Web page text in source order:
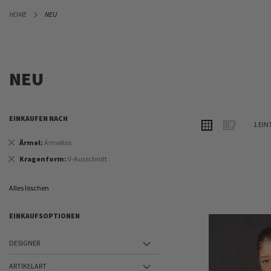
HOME NEU
ZUM
NEU
ANSICHT
ALS
Raster Liste
1
EINKAUFEN NACH
Ärmel Ärmellos
Dies
Kragenform V-Ausschnitt
Dies
Alles löschen
EINKAUFSOPTIONEN
DESIGNER
ARTIKELART